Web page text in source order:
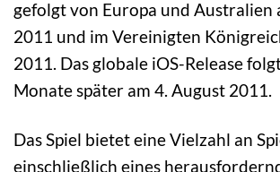
gefolgt von Europa und Australien
2011 und im Vereinigten
2011. Das globale iOS-Release
Monate später am 4. August 2011.
Das Spiel bietet eine Vielzahl an
einschließlich eines